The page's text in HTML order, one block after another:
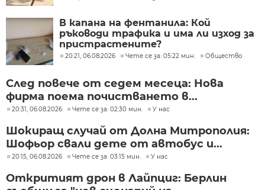
В капана на фентанила: Кой
ръководи трафика и има ли изход за
пристрастените?
20:21, 06.08.2026 Чете се за: 05:22 мин. Общество
След повече от седем месеца: Нова
фирма поема почистването в...
20:31, 06.08.2026 Чете се за: 02:30 мин. У нас
Шокиращ случай от Долна Митрополия:
Шофьор свали дете от автобус и...
20:15, 06.08.2026 Чете се за: 03:15 мин. У нас
Откритият дрон в Лайпциг: Берлин